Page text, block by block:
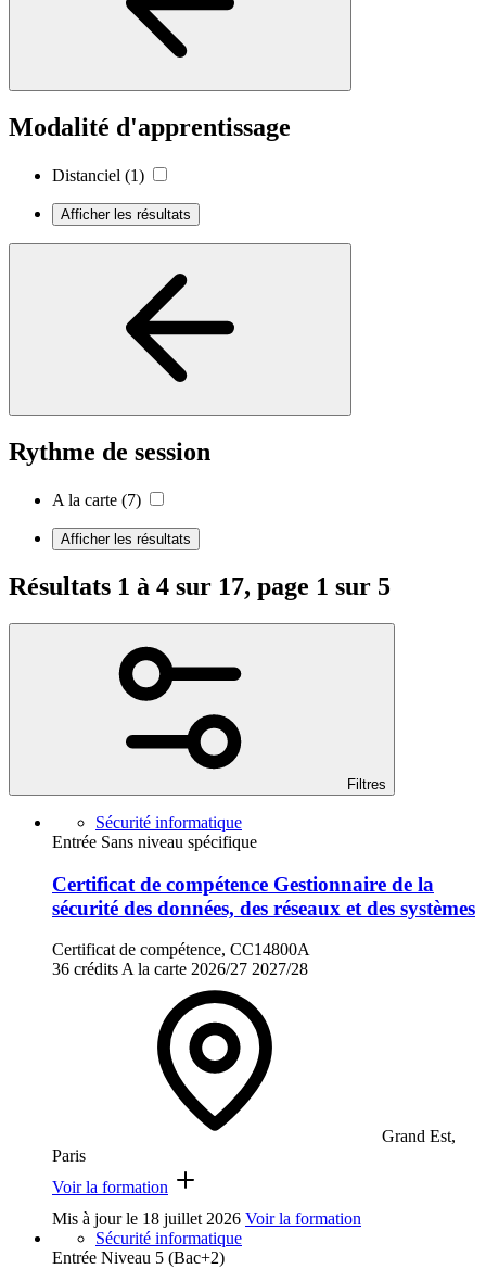
Modalité d'apprentissage
Distanciel (1)
Afficher les résultats
Rythme de session
A la carte (7)
Afficher les résultats
Résultats 1 à 4 sur 17, page 1 sur 5
Filtres
Sécurité informatique
Entrée Sans niveau spécifique
Certificat de compétence Gestionnaire de la
sécurité des données, des réseaux et des systèmes
Certificat de compétence, CC14800A
36 crédits A la carte 2026/27 2027/28
Grand Est,
Paris
Voir la formation
Mis à jour le 18 juillet 2026 Voir la formation
Sécurité informatique
Entrée Niveau 5 (Bac+2)